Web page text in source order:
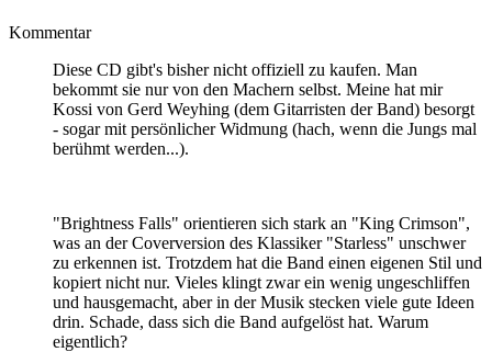
Kommentar
Diese CD gibt's bisher nicht offiziell zu kaufen. Man
bekommt sie nur von den Machern selbst. Meine hat mir
Kossi von Gerd Weyhing (dem Gitarristen der Band) besorgt
- sogar mit persönlicher Widmung (hach, wenn die Jungs mal
berühmt werden...).
"Brightness Falls" orientieren sich stark an "King Crimson",
was an der Coverversion des Klassiker "Starless" unschwer
zu erkennen ist. Trotzdem hat die Band einen eigenen Stil und
kopiert nicht nur. Vieles klingt zwar ein wenig ungeschliffen
und hausgemacht, aber in der Musik stecken viele gute Ideen
drin. Schade, dass sich die Band aufgelöst hat. Warum
eigentlich?